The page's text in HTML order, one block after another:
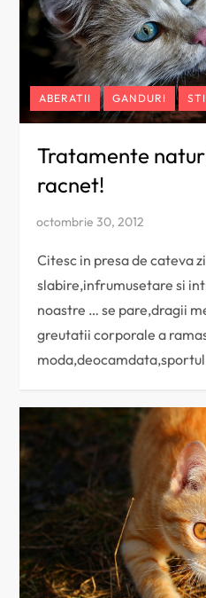
ABERATII GANDURI
Tratamente
racnet!
Citesc in presa de cateva
slabire,infrumusetare si
noastre … se pare,dragii
greutatii corporale a